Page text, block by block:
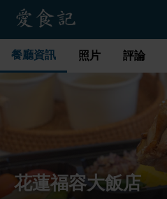
餐廳資訊 照片 評論
花蓮福容大飯店